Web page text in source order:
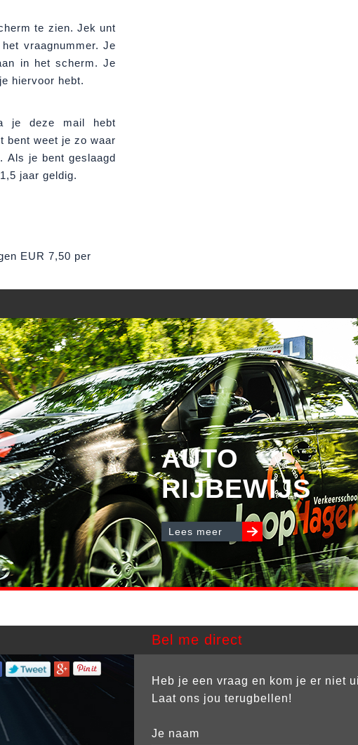
te zien. Jek unt
vraagnummer. Je
in het scherm. Je
hiervoor hebt.
je deze mail hebt
bent weet je zo waar
Als je bent geslaagd
jaar geldig.
EUR 7,50 per
AUTO
RIJBEWIJS
Lees meer
Bel me direct
Heb je een vraag en kom je er niet
Laat ons jou terugbellen!
Je naam